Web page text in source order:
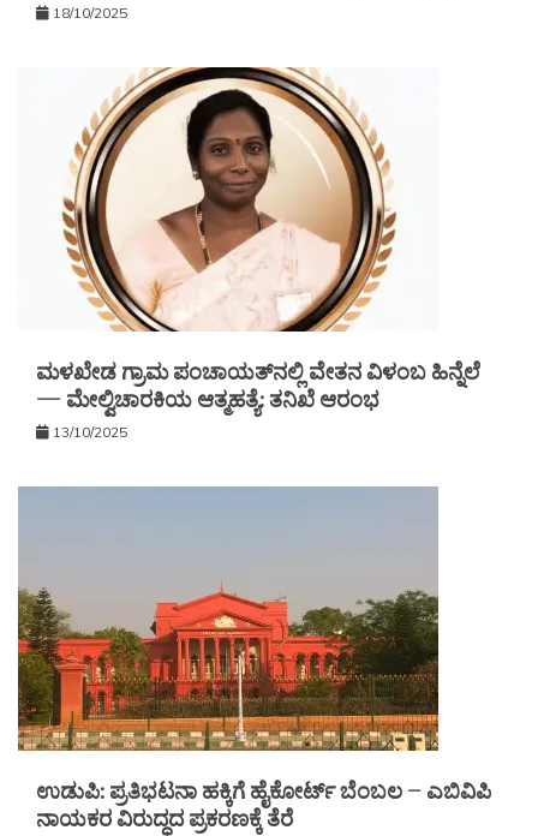
18/10/2025
ಮಳಖೇಡ ಗ್ರಾಮ ಪಂಚಾಯತ್‌ನಲ್ಲಿ ವೇತನ ವಿಳಂಬ ಹಿನ್ನೆಲೆ
— ಮೇಲ್ವಿಚಾರಕಿಯ ಆತ್ಮಹತ್ಯೆ: ತನಿಖೆ ಆರಂಭ
13/10/2025
ಉಡುಪಿ: ಪ್ರತಿಭಟನಾ ಹಕ್ಕಿಗೆ ಹೈಕೋರ್ಟ್ ಬೆಂಬಲ – ಎಬಿವಿಪಿ
ನಾಯಕರ ವಿರುದ್ಧದ ಪ್ರಕರಣಕ್ಕೆ ತೆರೆ